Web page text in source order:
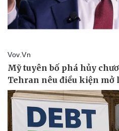
Kinh tế
Bất động sản
Khởi nghiệp